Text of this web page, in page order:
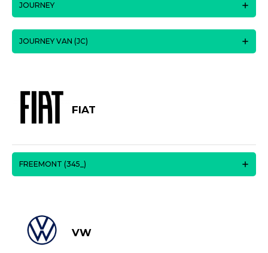
JOURNEY
JOURNEY VAN (JC)
FIAT
FREEMONT (345_)
VW